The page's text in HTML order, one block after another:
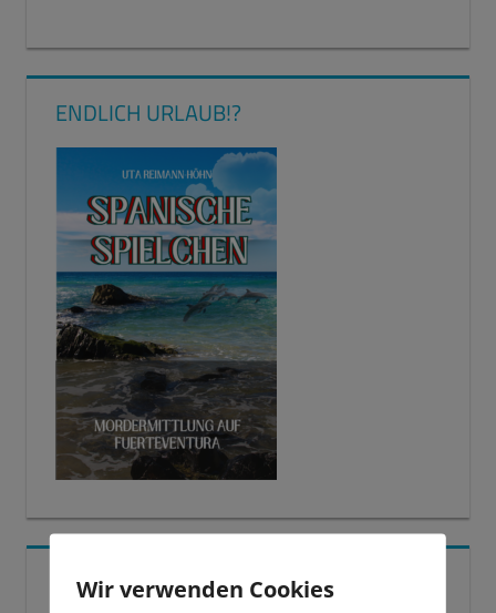
ENDLICH URLAUB!?
5 BESTE LERNTIPPS
Wir verwenden Cookies